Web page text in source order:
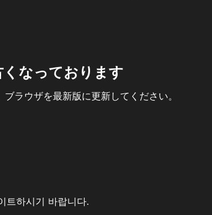
なっております
ラウザを最新版に更新してください。
트하시기 바랍니다.